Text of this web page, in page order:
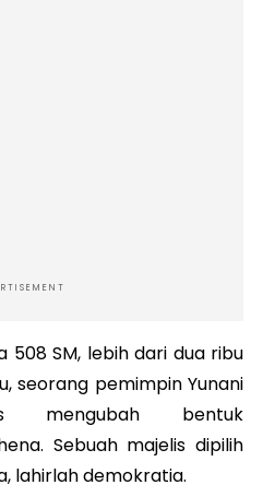
508 SM, lebih dari dua ribu
seorang pemimpin Yunani
mengubah bentuk
Sebuah majelis dipilih
lahirlah demokratia.